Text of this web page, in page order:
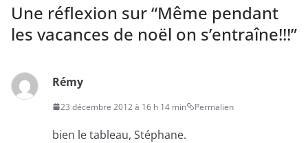
Une réflexion sur “Même pendant
les vacances de noël on s’entraîne!!!”
Rémy
23 décembre 2012 à 16 h 14 min Permalien
bien le tableau, Stéphane.